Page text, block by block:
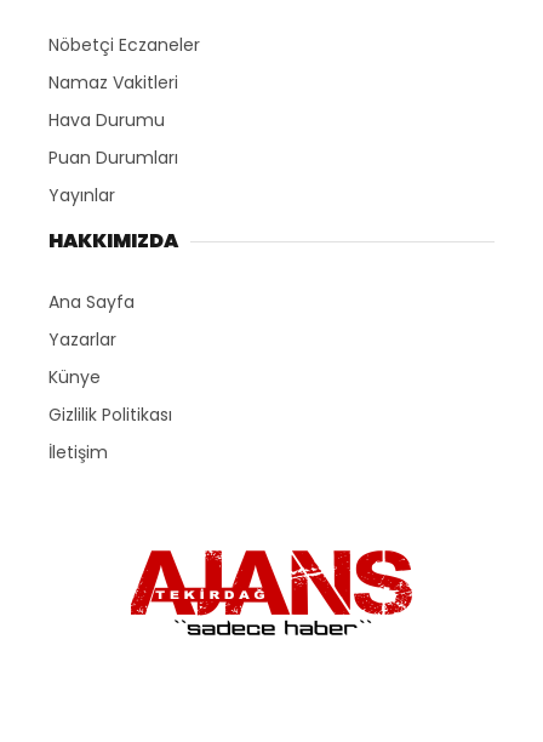
Nöbetçi Eczaneler
Namaz Vakitleri
Hava Durumu
Puan Durumları
Yayınlar
HAKKIMIZDA
Ana Sayfa
Yazarlar
Künye
Gizlilik Politikası
İletişim